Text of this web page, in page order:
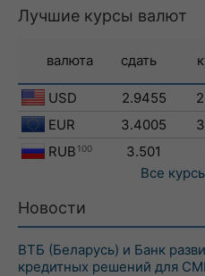
Лучшие курсы валют
валюта сдать
USD 2.9455
EUR
3.4005
RUB 100 3.501
Все
Новости
ВТБ (Беларусь) и Банк
кредитных решений для